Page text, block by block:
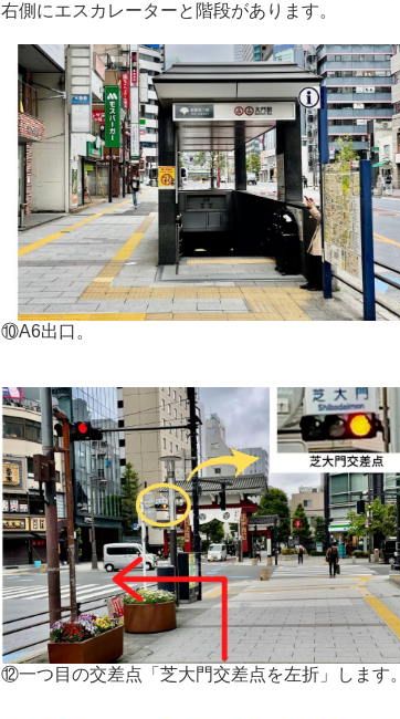
右側にエスカレーターと階段があります。
⑩A6出口。
⑫一つ目の交差点「芝大門交差点を左折」します。